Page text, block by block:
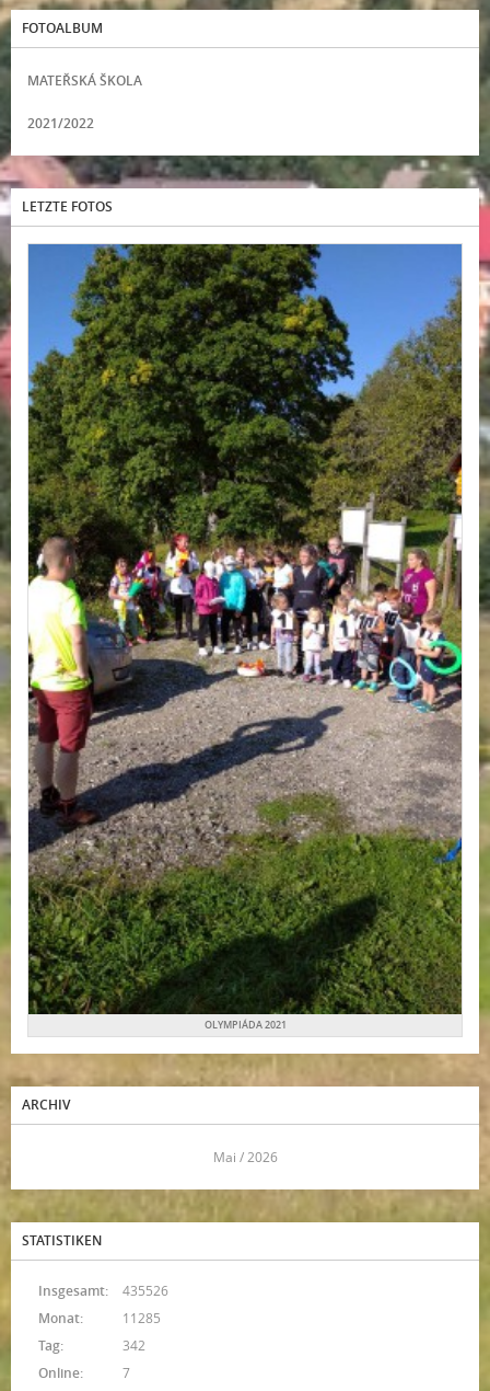
FOTOALBUM
MATEŘSKÁ ŠKOLA
2021/2022
LETZTE FOTOS
OLYMPIÁDA 2021
ARCHIV
Mai / 2026
STATISTIKEN
Online: 7
Insgesamt:
435526
Monat:
11285
Tag:
342